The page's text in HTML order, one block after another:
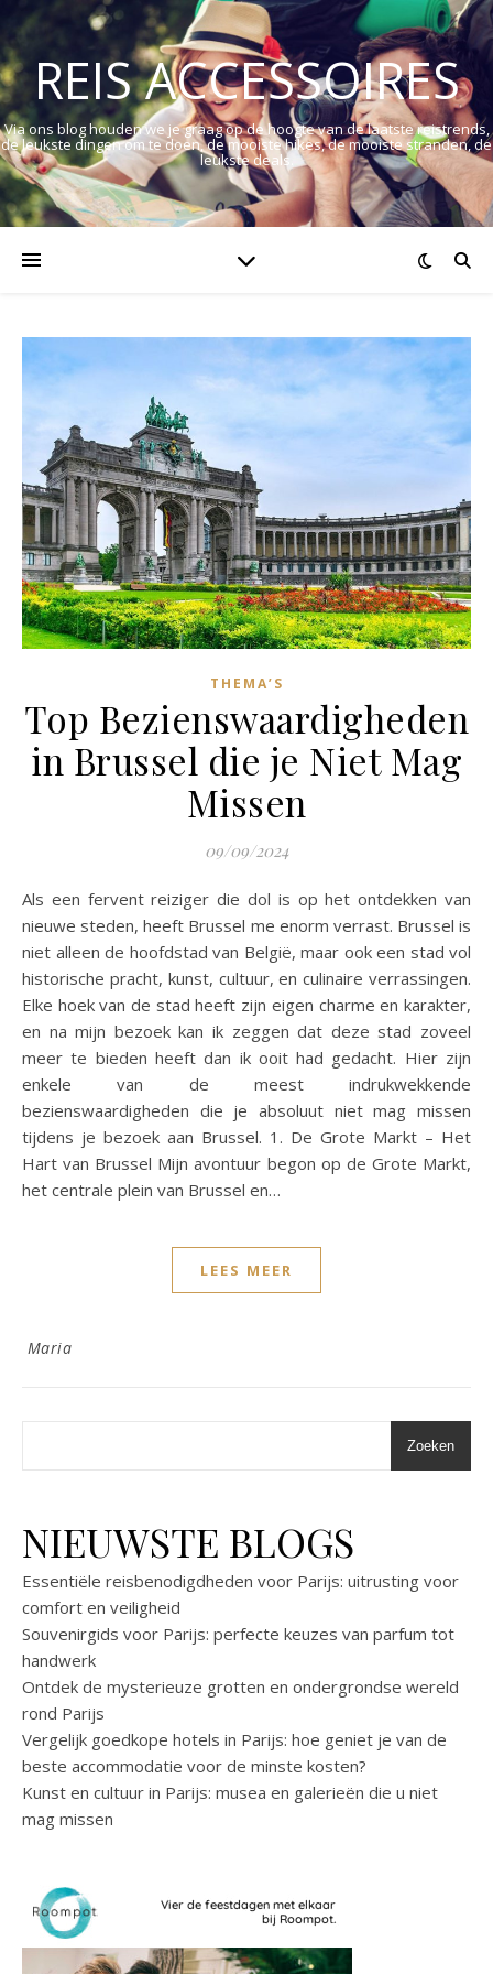
REIS ACCESSOIRES
Via ons blog houden we je graag op de hoogte van de laatste reistrends,
de leukste dingen om te doen, de mooiste hikes, de mooiste stranden, de
leukste deals.
THEMA’S
Top Bezienswaardigheden
in Brussel die je Niet Mag
Missen
09/09/2024
Als een fervent reiziger die dol is op het ontdekken van
nieuwe steden, heeft Brussel me enorm verrast. Brussel is
niet alleen de hoofdstad van België, maar ook een stad vol
historische pracht, kunst, cultuur, en culinaire verrassingen.
Elke hoek van de stad heeft zijn eigen charme en karakter,
en na mijn bezoek kan ik zeggen dat deze stad zoveel
meer te bieden heeft dan ik ooit had gedacht. Hier zijn
enkele van de meest indrukwekkende
bezienswaardigheden die je absoluut niet mag missen
tijdens je bezoek aan Brussel. 1. De Grote Markt – Het
Hart van Brussel Mijn avontuur begon op de Grote Markt,
het centrale plein van Brussel en…
LEES MEER
Maria
Zoeken
NIEUWSTE BLOGS
Essentiële reisbenodigdheden voor Parijs: uitrusting voor
comfort en veiligheid
Souvenirgids voor Parijs: perfecte keuzes van parfum tot
handwerk
Ontdek de mysterieuze grotten en ondergrondse wereld
rond Parijs
Vergelijk goedkope hotels in Parijs: hoe geniet je van de
beste accommodatie voor de minste kosten?
Kunst en cultuur in Parijs: musea en galerieën die u niet
mag missen